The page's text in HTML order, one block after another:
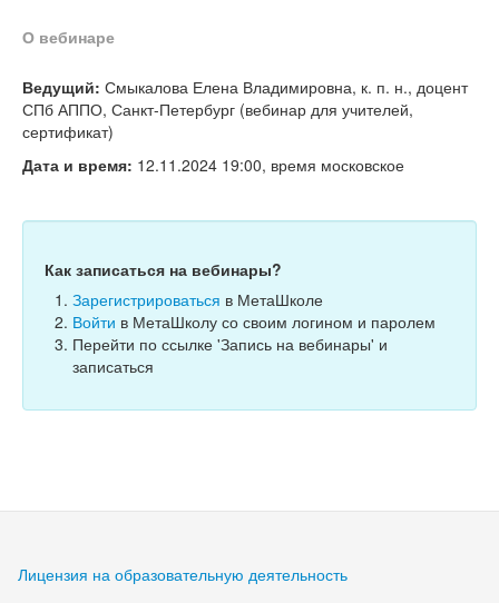
Тесты
О вебинаре
Ведущий: Смыкалова Елена Владимировна, к. п. н., доцент
СПб АППО, Санкт-Петербург (вебинар для учителей,
сертификат)
Дата и время: 12.11.2024 19:00, время московское
Как записаться на вебинары?
Зарегистрироваться в МетаШколе
Войти в МетаШколу со своим логином и паролем
Перейти по ссылке 'Запись на вебинары' и
записаться
Лицензия на образовательную деятельность